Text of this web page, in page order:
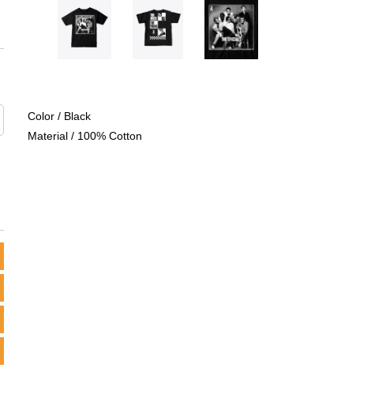
Color / Black
Material / 100% Cotton